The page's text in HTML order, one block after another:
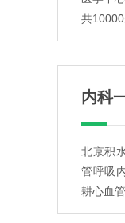
共
内科
北京积
管呼吸
耕心血